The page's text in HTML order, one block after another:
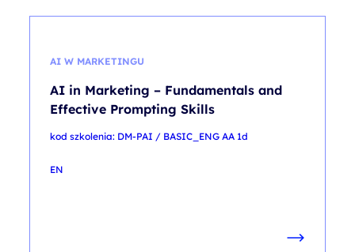
AI W MARKETINGU
AI in Marketing – Fundamentals and
Effective Prompting Skills
kod szkolenia: DM-PAI / BASIC_ENG AA 1d
EN